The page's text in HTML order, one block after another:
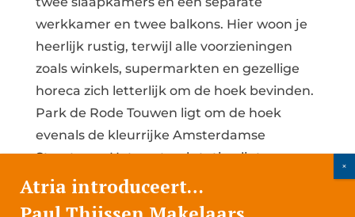
werkkamer en twee balkons. Hier woon je
heerlijk rustig, terwijl alle voorzieningen
zoals winkels, supermarkten en gezellige
horeca zich letterlijk om de hoek bevinden.
Park de Rode Touwen ligt om de hoek
evenals de kleurrijke Amsterdamse
Straatweg. Het centraal station ligt op
enkele minuutjes fietsen en na ongeveer 5
Atria introduceert…